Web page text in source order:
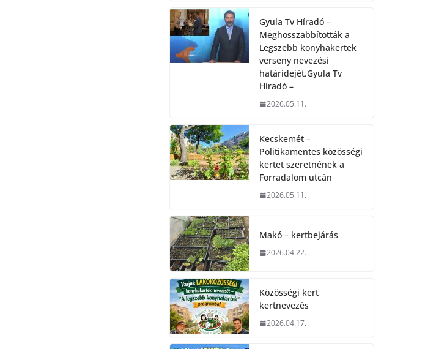
Gyula Tv Híradó –
Meghosszabbították a
Legszebb konyhakertek
verseny nevezési
határidejét.Gyula Tv
Híradó –
2026.05.11.
Kecskemét –
Politikamentes közösségi
kertet szeretnének a
Forradalom utcán
2026.05.11.
Makó – kertbejárás
2026.04.22.
Közösségi kert
kertnevezés
2026.04.17.